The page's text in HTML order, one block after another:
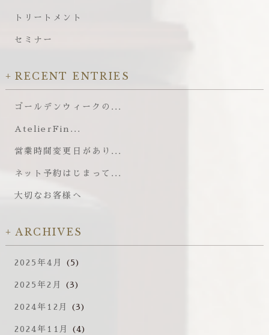
トリートメント
セミナー
RECENT ENTRIES
ゴールデンウィークの...
AtelierFin...
営業時間変更日があり...
ネット予約はじまって...
大切なお客様へ
ARCHIVES
2025年4月 (5)
2025年2月 (3)
2024年12月 (3)
2024年11月 (4)